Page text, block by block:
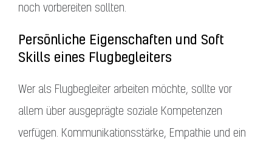
noch vorbereiten sollten.
Persönliche Eigenschaften und Soft
Skills eines Flugbegleiters
Wer als Flugbegleiter arbeiten möchte, sollte vor
allem über ausgeprägte soziale Kompetenzen
verfügen. Kommunikationsstärke, Empathie und ein